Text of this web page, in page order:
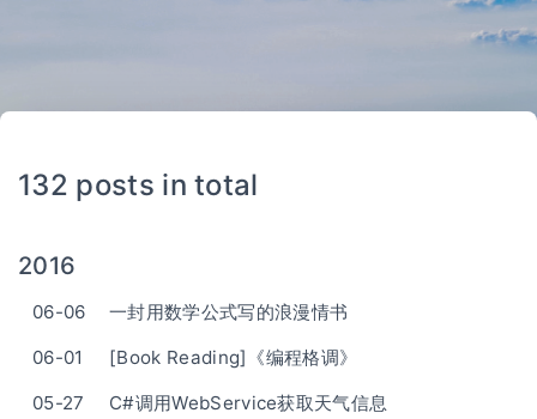
132 posts in total
2016
06-06
一封用数学公式写的浪漫情书
06-01
[Book Reading]《编程格调》
05-27
C#调用WebService获取天气信息